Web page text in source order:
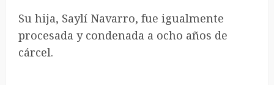
Su hija, Saylí Navarro, fue igualmente
procesada y condenada a ocho años de
cárcel.